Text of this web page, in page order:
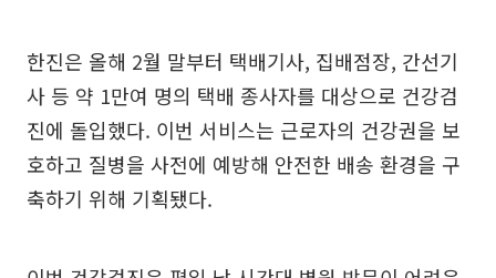
한진은 올해 2월 말부터 택배기사, 집배점장, 간선기
사 등 약 1만여 명의 택배 종사자를 대상으로 건강검
진에 돌입했다. 이번 서비스는 근로자의 건강권을 보
호하고 질병을 사전에 예방해 안전한 배송 환경을 구
축하기 위해 기획됐다.